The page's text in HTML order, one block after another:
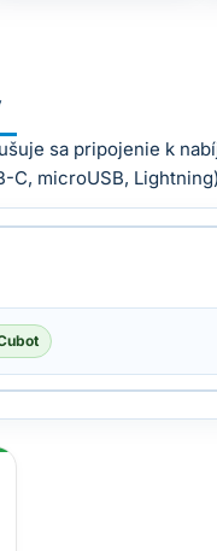
sa pripojenie k
C, microUSB,